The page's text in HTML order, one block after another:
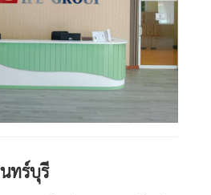
ทร์บุรี